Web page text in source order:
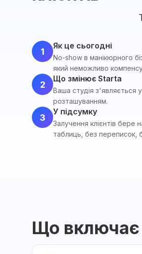
1
Як це сьогодні
No-show в манікюрного
який неможливо
2
Що змінює Starta
Ваша студія з'являється
розташуванням.
3
У підсумку
Залучення клієнтів
таблиць, без переписок,
Що включає